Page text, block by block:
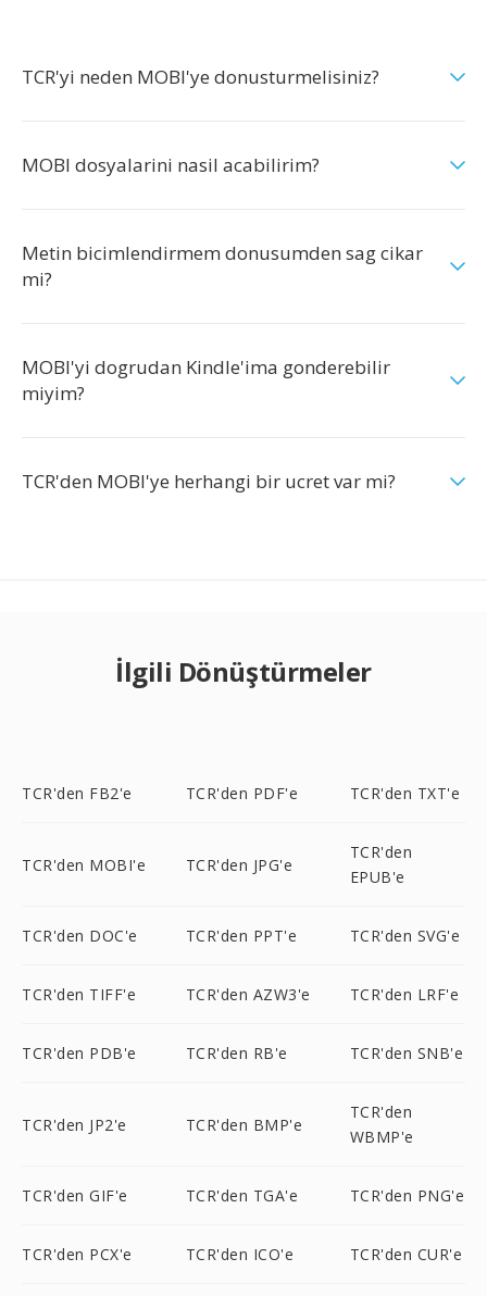
TCR'yi neden MOBI'ye donusturmelisiniz?
MOBI dosyalarini nasil acabilirim?
Metin bicimlendirmem donusumden sag cikar
mi?
MOBI'yi dogrudan Kindle'ima gonderebilir
miyim?
TCR'den MOBI'ye herhangi bir ucret var mi?
İlgili Dönüştürmeler
TCR'den FB2'e TCR'den PDF'e TCR'den TXT'e
TCR'den MOBI'e TCR'den JPG'e
TCR'den
EPUB'e
TCR'den DOC'e TCR'den PPT'e TCR'den SVG'e
TCR'den TIFF'e TCR'den AZW3'e TCR'den LRF'e
TCR'den PDB'e TCR'den RB'e TCR'den SNB'e
TCR'den JP2'e TCR'den BMP'e
TCR'den
WBMP'e
TCR'den GIF'e TCR'den TGA'e TCR'den PNG'e
TCR'den PCX'e TCR'den ICO'e TCR'den CUR'e